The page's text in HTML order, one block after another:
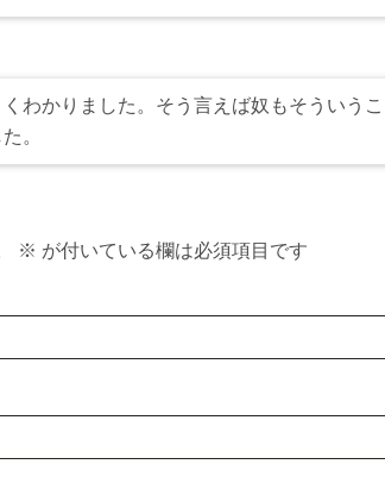
わかりました。そう言えば奴もそういうこ
。
※ が付いている欄は必須項目です